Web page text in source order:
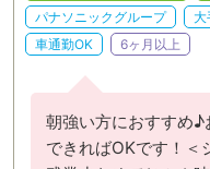
パナソニックグループ
大
車通勤OK
6ヶ月以上
朝強い方におすすめ
できればOKです！